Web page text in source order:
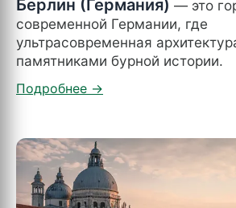
Берлин (Германия) — это
современной Германии, где
ультрасовременная
памятниками бурной истории.